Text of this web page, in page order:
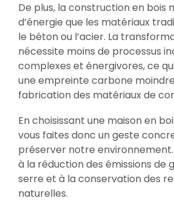
De plus, la construction en bois
d’énergie que les matériaux
le béton ou l’acier. La
nécessite moins de processus
complexes et énergivores, ce
une empreinte carbone
fabrication des matériaux de
En choisissant une maison en
vous faites donc un geste
préserver notre
à la réduction des émissions de
serre et à la conservation des
naturelles.